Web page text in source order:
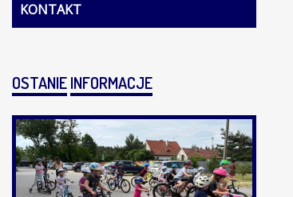
KONTAKT
OSTANIEINFORMACJE